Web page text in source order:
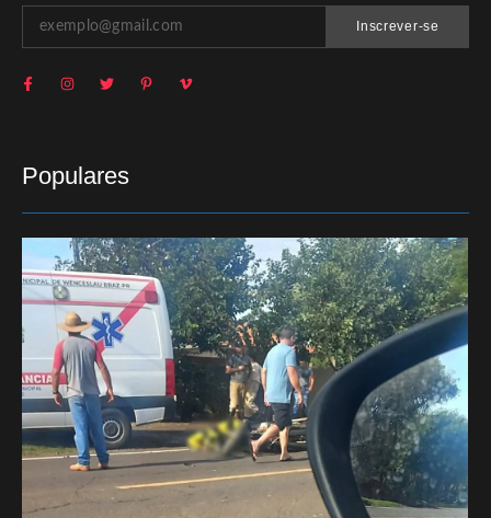
Inscrever-se
Populares